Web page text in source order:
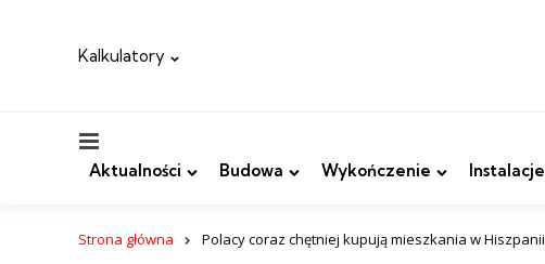
Kalkulatory
Aktualności Budowa Wykończenie Instalacje
Strona główna Polacy coraz chętniej kupują mieszkania w Hiszpanii